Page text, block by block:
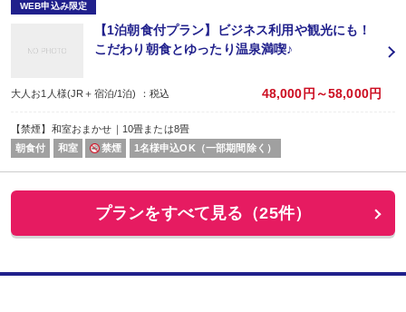
WEB申込み限定
【1泊朝食付プラン】ビジネス利用や観光にも！
こだわり朝食とゆったり温泉満喫♪
大人お1人様(JR＋宿泊/1泊) ：税込 48,000円～58,000円
【禁煙】和室おまかせ｜10畳または8畳
朝食付
和室 禁煙 1名様申込OK（一部期間除く）
プランをすべて見る（25件）